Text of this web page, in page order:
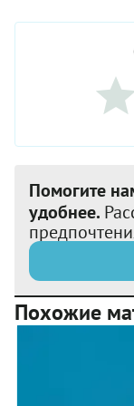
Помогите
удобнее.
Похожие